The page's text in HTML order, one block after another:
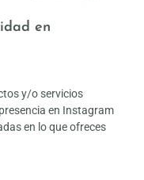
en
y/o servicios
en Instagram
en lo que ofreces